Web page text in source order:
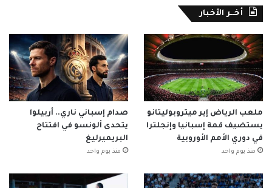
أخــر الأخبار
ملعب الرياض إير ميتروبوليتانو
يستضيف قمة إسبانيا وإنجلترا
في دوري الأمم الأوروبية
منذ يوم واحد
صدام إسباني ناري.. أربيلوا
يتحدى ألونسو في افتتاح
البريميرليغ
منذ يوم واحد